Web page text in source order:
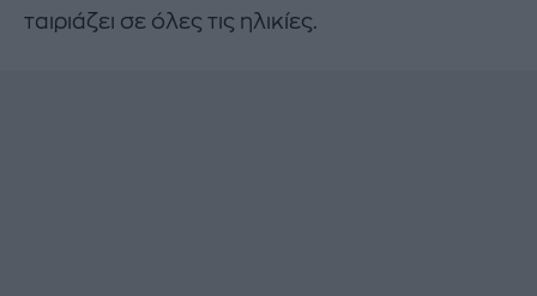
ταιριάζει σε όλες τις ηλικίες.